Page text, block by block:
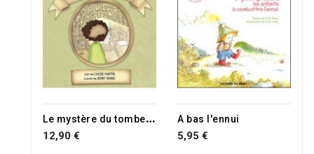
L
e mystère du tombeau vide
12,90 €
RUPTURE DE STOCK
A bas l'ennui
5,95 €